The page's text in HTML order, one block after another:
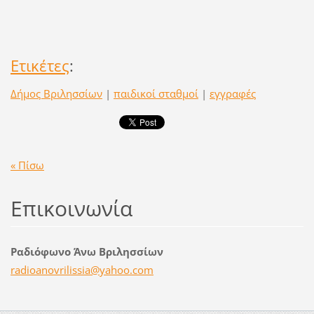
Ετικέτες:
Δήμος Βριλησσίων | παιδικοί σταθμοί | εγγραφές
« Πίσω
Επικοινωνία
Ραδιόφωνο Άνω Βριλησσίων
radioanovrilissia@yahoo.com